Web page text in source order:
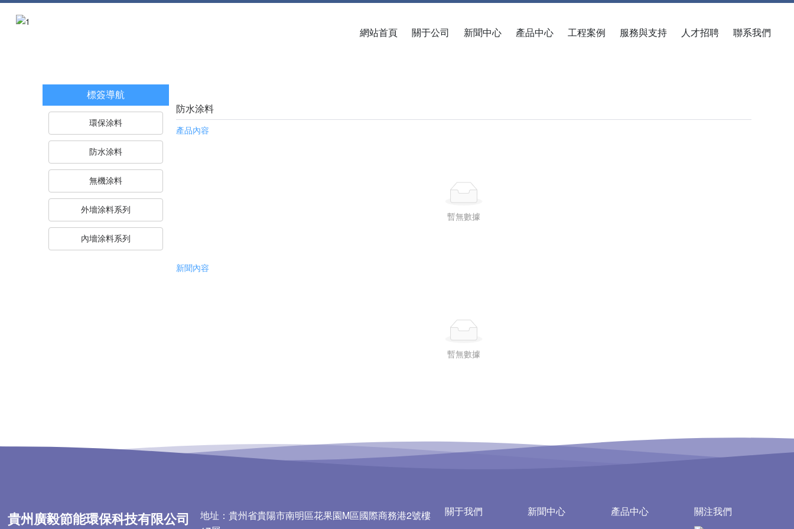
網站首頁 關于公司 新聞中心 產品中心 工程案例 服務與支持 人才招聘 聯系我們
標簽導航
環保涂料
防水涂料
無機涂料
外墻涂料系列
內墻涂料系列
防水涂料
產品內容
暫無數據
新聞內容
暫無數據
貴州廣毅節能環保科技有限公司
地址：貴州省貴陽市南明區花果園M區國際商務港2號樓
關于我們 新聞中心 產品中心 關注我們